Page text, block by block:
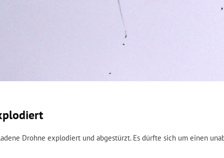
Drohne explodiert und abgestürzt. Es dürfte sich um einen